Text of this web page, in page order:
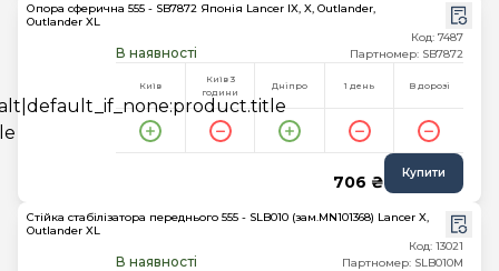
Опора сферична 555 - SB7872 Японія Lancer IX, X, Outlander,
Outlander XL
В наявності
Код: 7487
Партномер: SB7872
Київ
Київ 3
години
Дніпро 1 день В дорозі
706 ₴ Купити
Стійка стабілізатора переднього 555 - SLB010 (зам.MN101368) Lancer X,
Outlander XL
В наявності
Код: 13021
Партномер: SLB010M